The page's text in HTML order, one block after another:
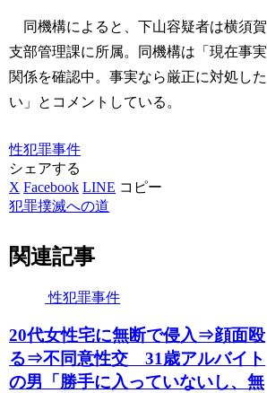
同機構によると、下山容疑者は横須賀
支部管理課に所属。同機構は「現在事実
関係を確認中。事実なら厳正に対処した
い」とコメントしている。
性犯罪事件
シェアする
X Facebook LINE コピー
犯罪撲滅への道
関連記事
性犯罪事件
20代女性宅に無断で侵入⇒顔面殴
る⇒不同意性交 31歳アルバイト
の男「勝手に入っていないし、無